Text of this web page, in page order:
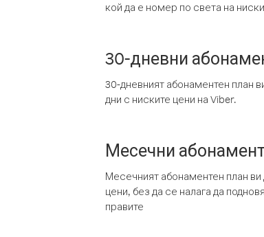
кой да е номер по света на
30-дневни
30-дневният абонаментен план
дни с ниските цени на Viber.
Месечни
Месечният абонаментен план
цени, без да се налага да
правите